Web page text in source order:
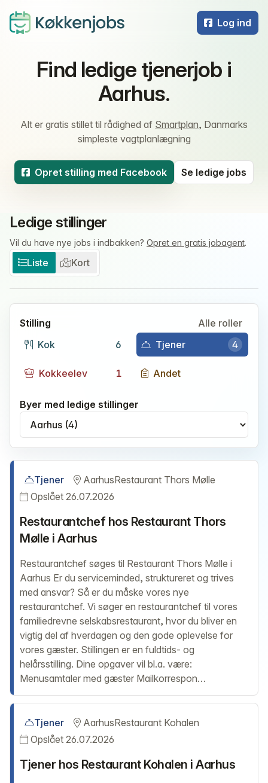
Log ind
Find ledige tjenerjob i
Aarhus.
Alt er gratis stillet til rådighed af Smartplan, Danmarks
simpleste vagtplanlægning
Opret stilling med Facebook Se ledige jobs
Ledige stillinger
Vil du have nye jobs i indbakken? Opret en gratis jobagent.
Liste Kort
Stilling
Alle roller
Kok
6 Tjener 4
Kokkeelev 1 Andet
Byer med ledige stillinger
Vælg by
Tjener AarhusRestaurant Thors Mølle
Opslået 26.07.2026
Restaurantchef hos Restaurant Thors
Mølle i Aarhus
Restaurantchef søges til Restaurant Thors Mølle i
Aarhus Er du serviceminded, struktureret og trives
med ansvar? Så er du måske vores nye
restaurantchef. Vi søger en restaurantchef til vores
familiedrevne selskabsrestaurant, hvor du bliver en
vigtig del af hverdagen og den gode oplevelse for
vores gæster. Stillingen er en fuldtids- og
helårsstilling. Dine opgaver vil bl.a. være:
Menusamtaler med gæster Mailkorrespon…
Tjener AarhusRestaurant Kohalen
Opslået 26.07.2026
Tjener hos Restaurant Kohalen i Aarhus